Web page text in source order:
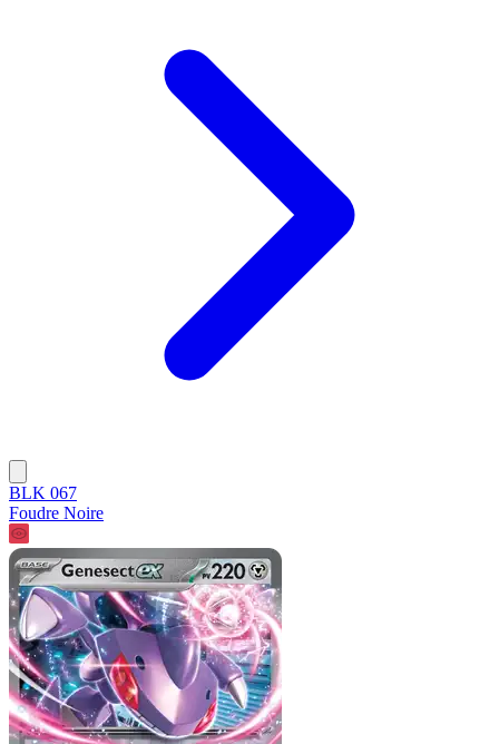
BLK 067
Foudre Noire